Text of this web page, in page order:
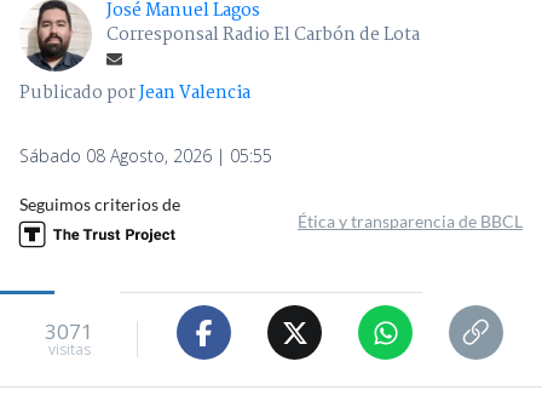
Adolescente acusado por crimen
de egipcio dueño de restaurante
en Coronel será formalizado este
Corresponsal Radio El Carbón de Lota
Sábado 08 Agosto, 2026 | 05:55